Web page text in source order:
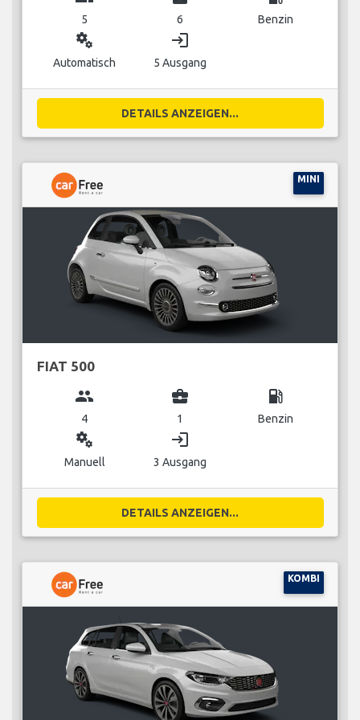
5 6 Benzin
miscellaneous_services
Automatisch
login
5 Ausgang
DETAILS ANZEIGEN...
MINI
FIAT 500
group
4
business_center
1
local_gas_station
Benzin
miscellaneous_services
Manuell
login
3 Ausgang
DETAILS ANZEIGEN...
KOMBI